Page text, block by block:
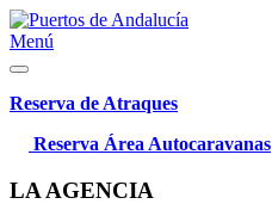
Menú
Reserva de Atraques
Reserva Área Autocaravanas
LA AGENCIA